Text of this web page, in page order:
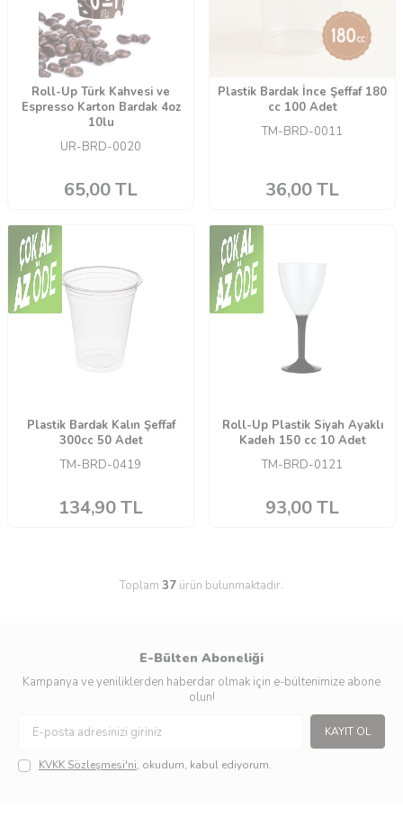
Roll-Up Türk Kahvesi ve
Espresso Karton Bardak 4oz
10lu
UR-BRD-0020
65,00TL
Plastik Bardak İnce Şeffaf 180
cc 100 Adet
TM-BRD-0011
36,00TL
Plastik Bardak Kalın Şeffaf
300cc 50 Adet
TM-BRD-0419
134,90TL
Roll-Up Plastik Siyah Ayaklı
Kadeh 150 cc 10 Adet
TM-BRD-0121
93,00TL
Toplam 37 ürün bulunmaktadır.
E-Bülten Aboneliği
Kampanya ve yeniliklerden haberdar olmak için e-bültenimize abone
olun!
KAYIT OL
KVKK Sözleşmesi'ni, okudum, kabul ediyorum.